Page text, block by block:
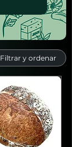
Filtrar y ordenar